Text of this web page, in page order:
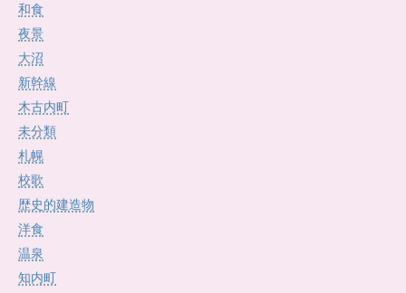
和食
夜景
大沼
新幹線
木古内町
未分類
札幌
校歌
歴史的建造物
洋食
温泉
知内町